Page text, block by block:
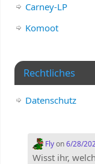
Carney-LP
Komoot
Rechtliches
Datenschutz
Flyon6/28/
Wisst ihr,